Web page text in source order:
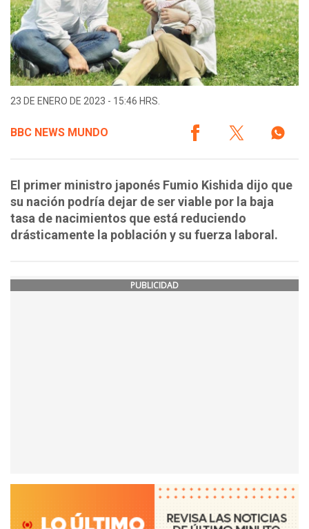
23 DE ENERO DE 2023 - 15:46 HRS.
BBC NEWS MUNDO
El primer ministro japonés Fumio Kishida dijo que
su nación podría dejar de ser viable por la baja
tasa de nacimientos que está reduciendo
drásticamente la población y su fuerza laboral.
PUBLICIDAD